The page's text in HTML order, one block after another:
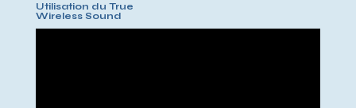
Utilisation du True
Wireless Sound